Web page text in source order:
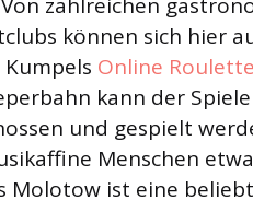
können sich hier
Online Roulette
kann der
und gespielt
Menschen
Molotow ist eine